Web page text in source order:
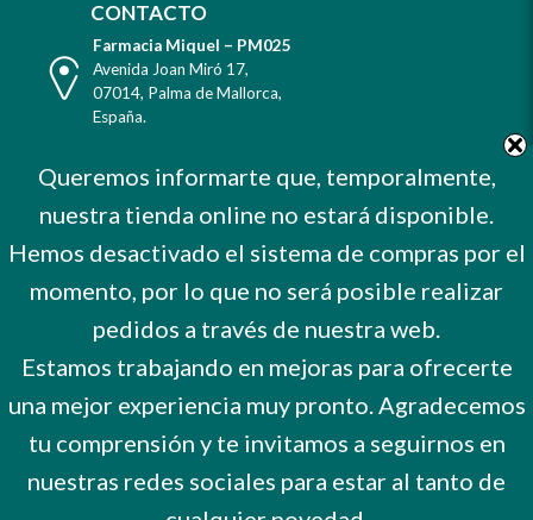
CONTACTO
Farmacia Miquel – PM025
Dirección
Avenida Joan Miró 17,
07014, Palma de Mallorca,
España.
Celular
Mvl. 606 373 503
E-
farmacia@farmaciamiquel.com
Horario
De Lunes a Sábado
9 a 21 hrs.
No cerramos por vacaciones
Queremos informarte que, temporalmente,
nuestra tienda online no estará disponible.
Hemos desactivado el sistema de compras por el
momento, por lo que no será posible realizar
pedidos a través de nuestra web.
Estamos trabajando en mejoras para ofrecerte
una mejor experiencia muy pronto. Agradecemos
tu comprensión y te invitamos a seguirnos en
nuestras redes sociales para estar al tanto de